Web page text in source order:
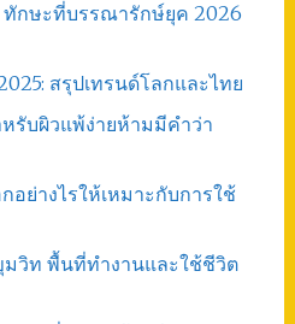
ทักษะที่บรรณารักษ์ยุค 2026
สรุปเทรนด์โลกและไทย
รับผิวแพ้ง่ายห้ามมีคำว่า
อย่างไรให้เหมาะกับการใช้
วิท พื้นที่ทำงานและใช้ชีวิต